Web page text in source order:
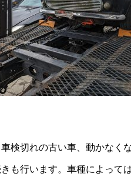
検切れの古い車、動かなく
も行います。車種によって